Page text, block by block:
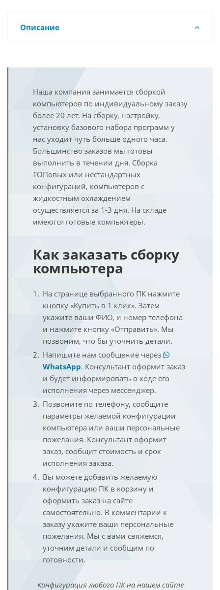
Описание
Наша компания занимается сборкой
компьютеров по индивидуальному заказу
более 20 лет. На сборку, настройку,
установку базового набора программ у
нас уходит чуть больше одного часа.
Большинство заказов мы готовы
выполнить в течении дня. Сборка
ТОПовых или нестандартных
конфигураций, компьютеров с
жидкостным охлаждением
осуществляется за 1-3 дня. На складе
имеются готовые компьютеры.
Как заказать сборку
компьютера
На странице выбранного ПК нажмите
кнопку «Купить в 1 клик». Затем
укажите ваши ФИО, и номер телефона
и нажмите кнопку «Отправить». Мы
позвоним, что бы уточнить детали.
Напишите нам сообщение через
WhatsApp. Консультант оформит заказ
и будет информировать о ходе его
исполнения через мессенджер.
Позвоните по телефону, сообщите
параметры желаемой конфигурации
компьютера или ваши персональные
пожелания. Консультант оформит
заказ, сообщит стоимость и срок
исполнения заказа.
Вы можете добавить желаемую
конфигурацию ПК в корзину и
оформить заказ на сайте
самостоятельно. В комментарии к
заказу укажите ваши персональные
пожелания. Мы с вами свяжемся,
уточним детали и сообщим по
готовности.
Конфигурация любого ПК на нашем сайте